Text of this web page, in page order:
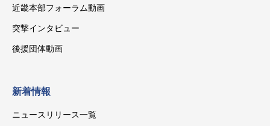
近畿本部フォーラム動画
突撃インタビュー
後援団体動画
新着情報
ニュースリリース一覧